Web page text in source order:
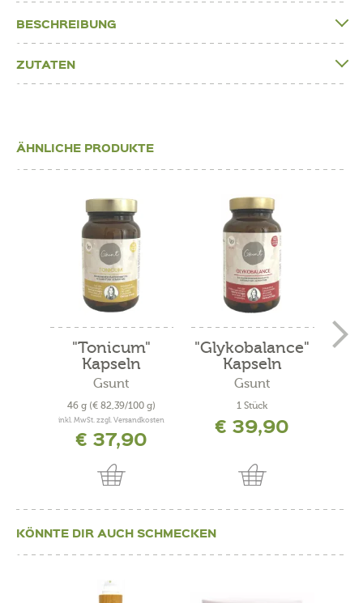
BESCHREIBUNG
ZUTATEN
ÄHNLICHE PRODUKTE
"Tonicum"
Kapseln
Gsunt
46 g (€ 82,39/100 g)
inkl. MwSt. zzgl. Versandkosten
€ 37,90
"Glykobalance"
Kapseln
Gsunt
1 Stück
€ 39,90
KÖNNTE DIR AUCH SCHMECKEN